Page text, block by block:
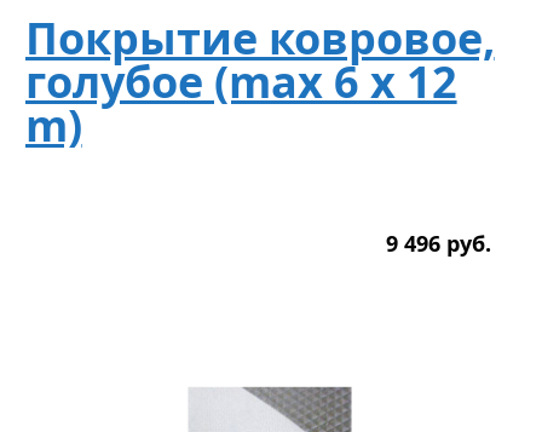
Покрытие ковровое,
голубое (max 6 x 12
m)
9 496 руб.